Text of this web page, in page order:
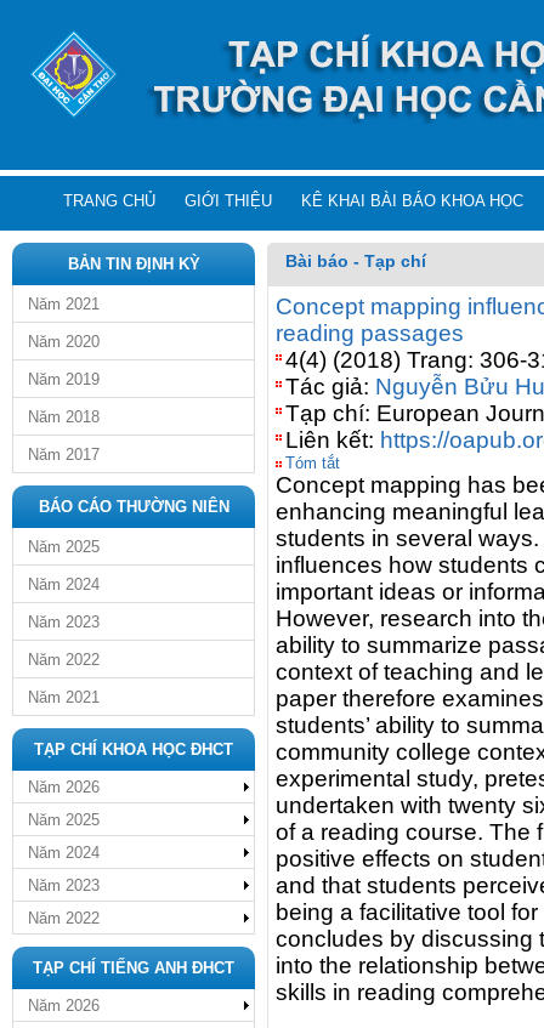
TRANG CHỦ GIỚI THIỆU KÊ KHAI BÀI BÁO KHOA HỌC
BẢN TIN ĐỊNH KỲ
Năm 2021
Năm 2020
Năm 2019
Năm 2018
Năm 2017
BÁO CÁO THƯỜNG NIÊN
Năm 2025
Năm 2024
Năm 2023
Năm 2022
Năm 2021
TẠP CHÍ KHOA HỌC ĐHCT
Năm 2026
Năm 2025
Năm 2024
Năm 2023
Năm 2022
TẠP CHÍ TIẾNG ANH ĐHCT
Năm 2026
Bài báo - Tạp chí
Concept mapping
reading passages
4(4) (2018) Trang: 306-
Tác giả: Nguyễn Bửu
Tạp chí: European
Liên kết: https://
Tóm tắt
Concept mapping has
enhancing meaningful
students in several
influences how students
important ideas or
However, research into
ability to summarize
context of teaching and
paper therefore
students’ ability to
community college
experimental study,
undertaken with twenty
of a reading course. The
positive effects on
and that students
being a facilitative tool
concludes by discussing
into the relationship
skills in reading